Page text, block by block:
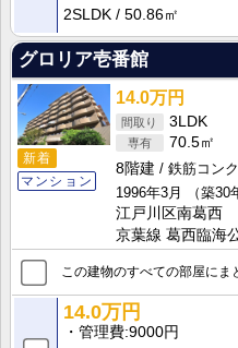
2SLDK
50.86㎡
グロリア壱番館
新着
マンション
14.0万円
3LDK
70.5㎡
8階建
鉄筋コン
1996年3月
（築30
江戸川区南葛西
京葉線 葛西臨海
この建物のすべての部屋にま
14.0万円
管理費 9000円